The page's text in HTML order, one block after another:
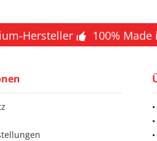
Hersteller 100%